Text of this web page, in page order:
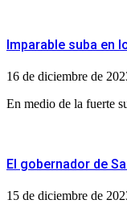
Imparable suba en
16 de diciembre de
En medio de la fuerte
El gobernador de
15 de diciembre de